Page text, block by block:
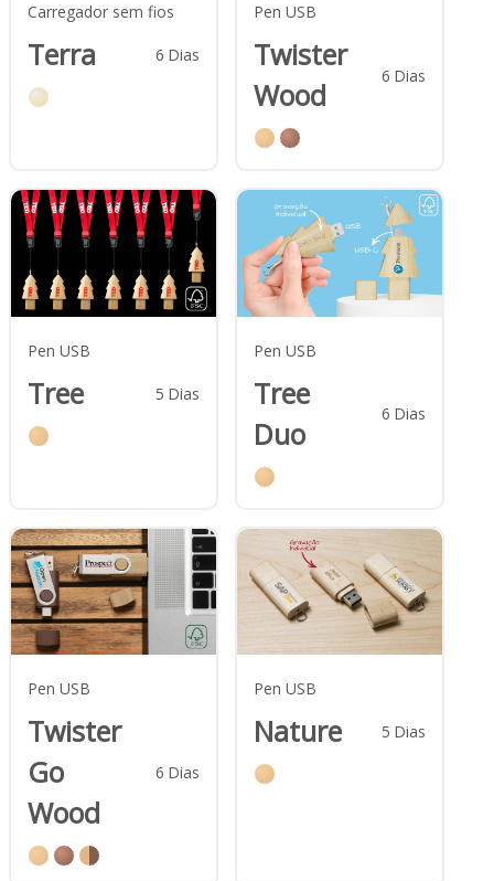
Carregador sem fios
Terra 6 Dias
Pen USB
Twister
Wood
6 Dias
Pen USB
Tree 5 Dias
Pen USB
Tree
Duo
6 Dias
Pen USB
Twister
Go
Wood
6 Dias
Pen USB
Nature 5 Dias